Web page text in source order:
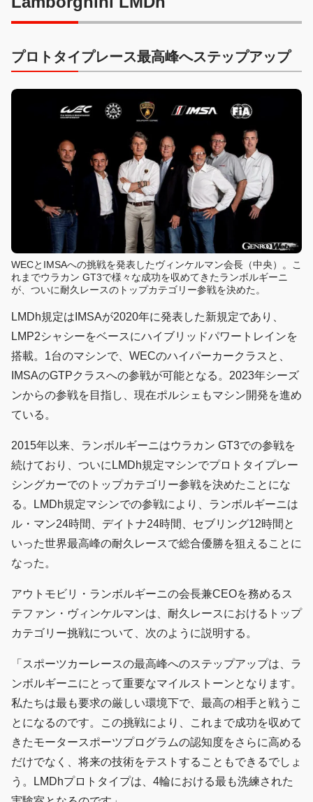
プロトタイプレース最高峰へステップアップ
WECとIMSAへの挑戦を発表したヴィンケルマン会長（中央）。こ
れまでウラカン GT3で様々な成功を収めてきたランボルギーニ
が、ついに耐久レースのトップカテゴリー参戦を決めた。
LMDh規定はIMSAが2020年に発表した新規定であり、
LMP2シャシーをベースにハイブリッドパワートレインを
搭載。1台のマシンで、WECのハイパーカークラスと、
IMSAのGTPクラスへの参戦が可能となる。2023年シーズ
ンからの参戦を目指し、現在ポルシェもマシン開発を進め
ている。
2015年以来、ランボルギーニはウラカン GT3での参戦を
続けており、ついにLMDh規定マシンでプロトタイプレー
シングカーでのトップカテゴリー参戦を決めたことにな
る。LMDh規定マシンでの参戦により、ランボルギーニは
ル・マン24時間、デイトナ24時間、セブリング12時間と
いった世界最高峰の耐久レースで総合優勝を狙えることに
なった。
アウトモビリ・ランボルギーニの会長兼CEOを務めるス
テファン・ヴィンケルマンは、耐久レースにおけるトップ
カテゴリー挑戦について、次のように説明する。
「スポーツカーレースの最高峰へのステップアップは、ラ
ンボルギーニにとって重要なマイルストーンとなります。
私たちは最も要求の厳しい環境下で、最高の相手と戦うこ
とになるのです。この挑戦により、これまで成功を収めて
きたモータースポーツプログラムの認知度をさらに高める
だけでなく、将来の技術をテストすることもできるでしょ
う。LMDhプロトタイプは、4輪における最も洗練された